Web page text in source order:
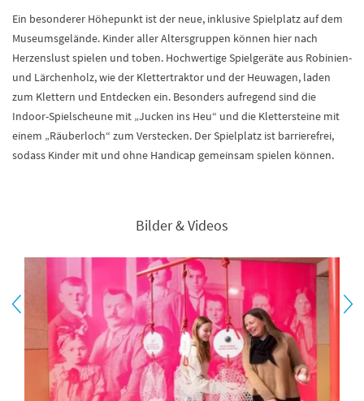
Ein besonderer Höhepunkt ist der neue, inklusive Spielplatz auf dem
Museumsgelände. Kinder aller Altersgruppen können hier nach
Herzenslust spielen und toben. Hochwertige Spielgeräte aus Robinien-
und Lärchenholz, wie der Klettertraktor und der Heuwagen, laden
zum Klettern und Entdecken ein. Besonders aufregend sind die
Indoor-Spielscheune mit „Jucken ins Heu“ und die Klettersteine mit
einem „Räuberloch“ zum Verstecken. Der Spielplatz ist barrierefrei,
sodass Kinder mit und ohne Handicap gemeinsam spielen können.
Bilder & Videos